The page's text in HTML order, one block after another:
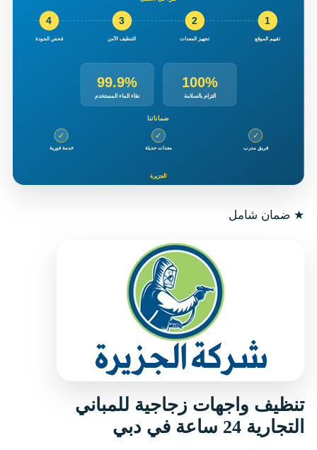
★ ضمان شامل
تنظيف واجهات زجاجية للمباني
التجارية 24 ساعة في دبي